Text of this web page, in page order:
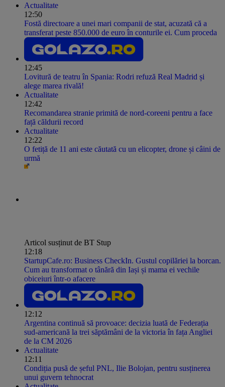
Actualitate
12:50
Fostă directoare a unei mari companii de stat, acuzată că a
transferat peste 850.000 de euro în conturile ei. Cum proceda
12:45
Lovitură de teatru în Spania: Rodri refuză Real Madrid și
alege marea rivală!
Actualitate
12:42
Recomandarea stranie primită de nord-coreeni pentru a face
față căldurii record
Actualitate
12:22
O fetiță de 11 ani este căutată cu un elicopter, drone și câini de
urmă
Articol susținut de BT Stup
12:18
StartupCafe.ro: Business CheckIn. Gustul copilăriei la borcan.
Cum au transformat o tânără din Iași și mama ei vechile
obiceiuri într-o afacere
12:12
Argentina continuă să provoace: decizia luată de Federația
sud-americană la trei săptămâni de la victoria în fața Angliei
de la CM 2026
Actualitate
12:11
Condiția pusă de șeful PNL, Ilie Bolojan, pentru susținerea
unui guvern tehnocrat